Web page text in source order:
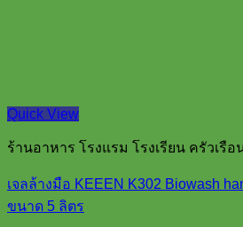
Quick View
ร้านอาหาร โรงแรม โรงเรียน ครัวเรือ
เจลล้างมือ KEEEN K302 Biowash
ขนาด 5 ลิตร